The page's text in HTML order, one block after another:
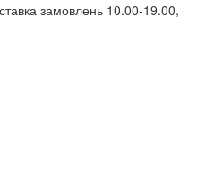
замовлень 10.00-19.00,